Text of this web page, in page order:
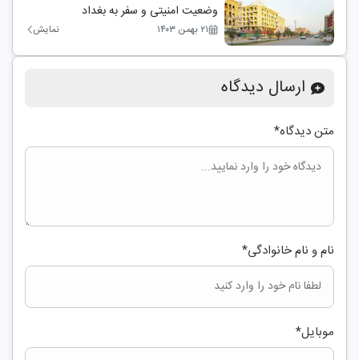
وضعیت امنیتی و سفر به بغداد
۲۱ بهمن ۱۴۰۳ نمایش
ارسال دیدگاه
متن دیدگاه*
نام و نام خانوادگی*
موبایل*